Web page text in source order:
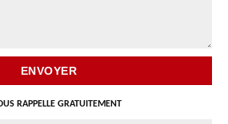
RAPPELLE GRATUITEMENT